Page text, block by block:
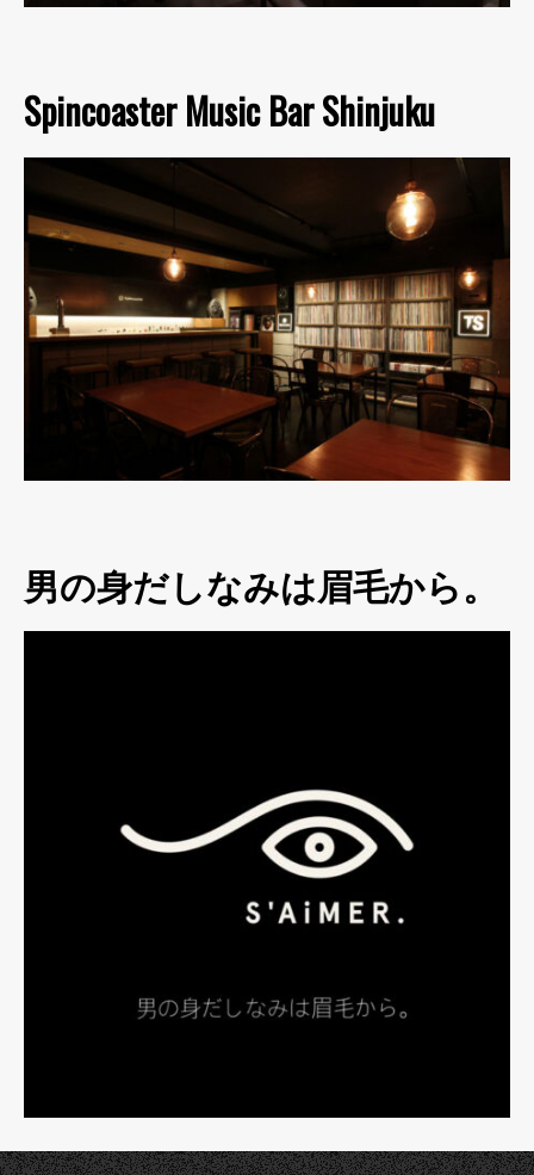
Spincoaster Music Bar Shinjuku
男の身だしなみは眉毛から。